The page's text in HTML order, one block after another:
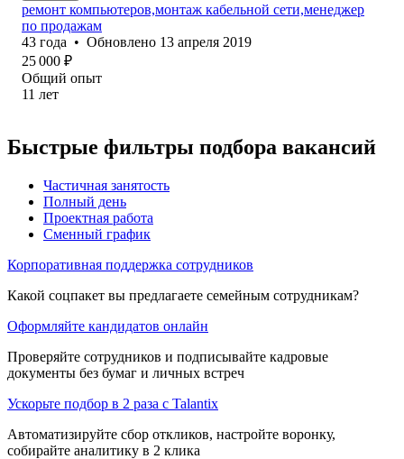
ремонт компьютеров,монтаж кабельной сети,менеджер
по продажам
43 года • Обновлено 13 апреля 2019
25 000 ₽
Общий опыт
11 лет
Быстрые фильтры подбора вакансий
Частичная занятость
Полный день
Проектная работа
Сменный график
Корпоративная поддержка сотрудников
Какой соцпакет вы предлагаете семейным сотрудникам?
Оформляйте кандидатов онлайн
Проверяйте сотрудников и подписывайте кадровые
документы без бумаг и личных встреч
Ускорьте подбор в 2 раза с Talantix
Автоматизируйте сбор откликов, настройте воронку,
собирайте аналитику в 2 клика